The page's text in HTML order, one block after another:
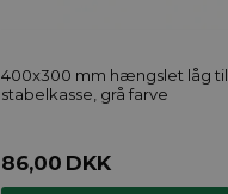
400x300 mm hængslet låg til
stabelkasse, grå farve
86,00 DKK